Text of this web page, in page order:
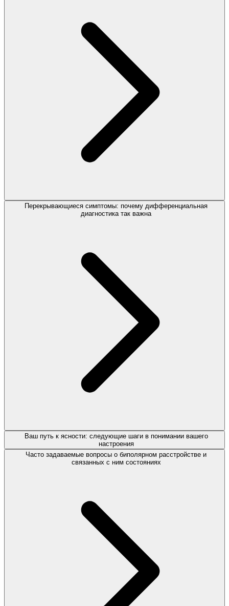
Перекрывающиеся симптомы: почему дифференциальная
диагностика так важна
Ваш путь к ясности: следующие шаги в понимании вашего
настроения
Часто задаваемые вопросы о биполярном расстройстве и
связанных с ним состояниях